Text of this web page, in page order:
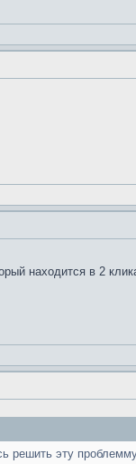
находится в 2
решить эту